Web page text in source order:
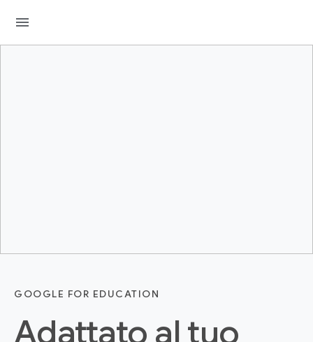
menu
GOOGLE FOR EDUCATION
Adattato al tuo